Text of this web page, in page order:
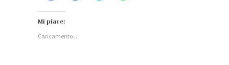
Facebook
apre
in
Mi piace:
Caricamento...